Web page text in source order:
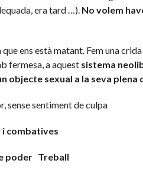
era tard …). No volem
ens està matant. Fem una
fermesa, a aquest sistema
objecte sexual a la seva plena
sense sentiment de culpa
i combatives
poder Treball